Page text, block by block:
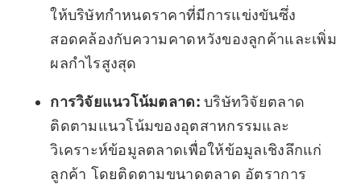
ให้บริษัทกำหนดราคาที่มีการแข่งขันซึ่ง
สอดคล้องกับความคาดหวังของลูกค้าและเพิ่ม
ผลกำไรสูงสุด
การวิจัยแนวโน้มตลาด:บริษัทวิจัยตลาด
ติดตามแนวโน้มของอุตสาหกรรมและ
วิเคราะห์ข้อมูลตลาดเพื่อให้ข้อมูลเชิงลึกแก่
ลูกค้า โดยติดตามขนาดตลาด อัตราการ